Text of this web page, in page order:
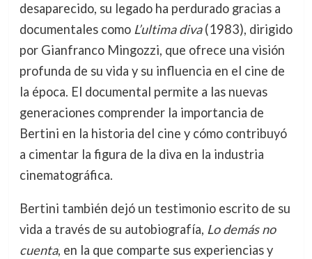
desaparecido, su legado ha perdurado gracias a
documentales como L’ultima diva(1983), dirigido
por Gianfranco Mingozzi, que ofrece una visión
profunda de su vida y su influencia en el cine de
la época. El documental permite a las nuevas
generaciones comprender la importancia de
Bertini en la historia del cine y cómo contribuyó
a cimentar la figura de la diva en la industria
cinematográfica.
Bertini también dejó un testimonio escrito de su
vida a través de su autobiografía, Lo demás no
cuenta, en la que comparte sus experiencias y